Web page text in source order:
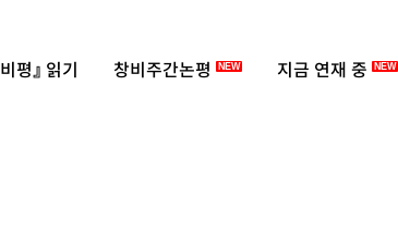
평』 읽기 창비주간논평 NEW 지금 연재 중 NEW